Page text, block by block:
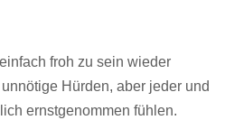
froh zu sein wieder
Hürden, aber jeder und
ernstgenommen fühlen.